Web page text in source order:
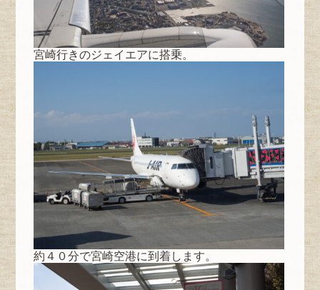
宮崎行きのジェイエアに搭乗。
約４０分で宮崎空港に到着します。